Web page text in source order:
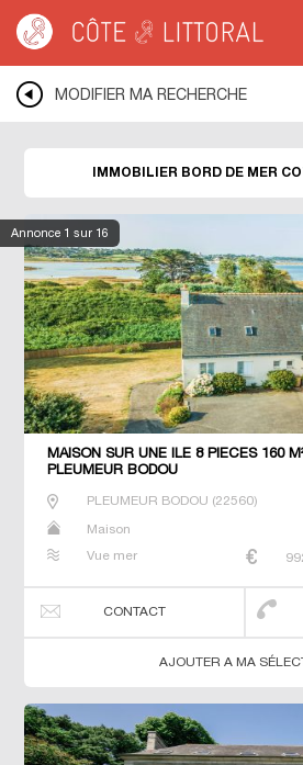
MODIFIER MA RECHERCHE
Annonce 1 sur 16
IMMOBILIER BORD DE MER
MAISON SUR UNE ILE 8 PIECES 160
PLEUMEUR BODOU
PLEUMEUR BODOU (22560)
Maison
Vue mer
CONTACT
AJOUTER A MA